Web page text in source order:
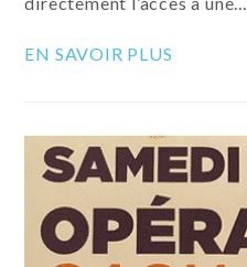
EN SAVOIR PLUS